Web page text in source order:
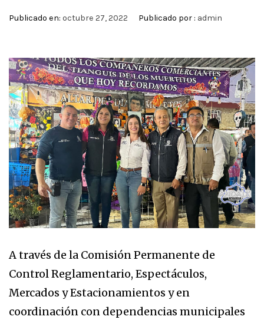
Publicado en: octubre 27, 2022 Publicado por : admin
A través de la Comisión Permanente de
Control Reglamentario, Espectáculos,
Mercados y Estacionamientos y en
coordinación con dependencias municipales